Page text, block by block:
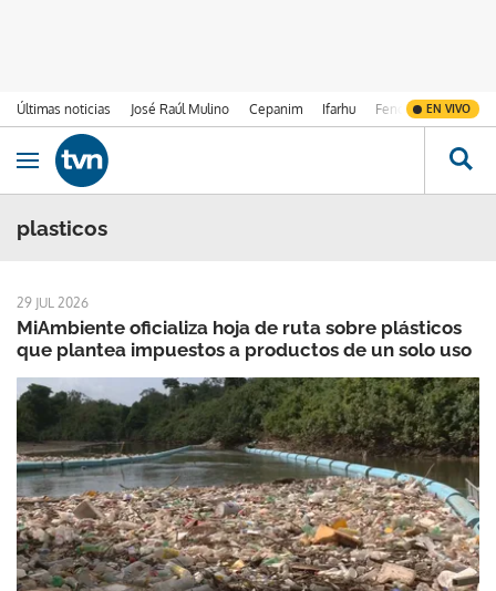
Últimas noticias José Raúl Mulino Cepanim Ifarhu Fenómeno de El
EN VIVO
Ir al contenido
Obrir navegació
plasticos
29 JUL 2026
MiAmbiente oficializa hoja de ruta sobre plásticos
que plantea impuestos a productos de un solo uso